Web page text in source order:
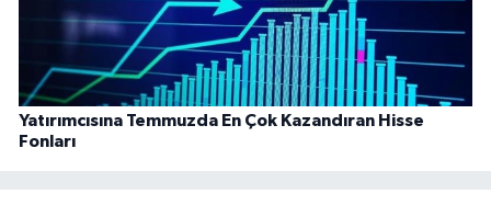
Yatırımcısına Temmuzda En Çok Kazandıran Hisse
Fonları